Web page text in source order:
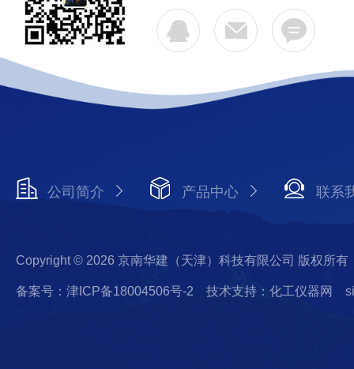
公司简介 产品中心 联系
Copyright © 2026 京南华建（天津）科技有限公司 版权所有
备案号：津ICP备18004506号-2 技术支持：化工仪器网